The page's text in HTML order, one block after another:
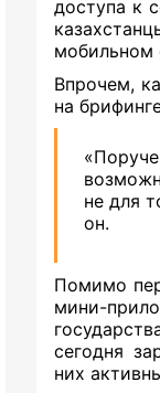
доступа к
мобильном
Впрочем,
на
не для
он.
Помимо
мини-
сегодня
них